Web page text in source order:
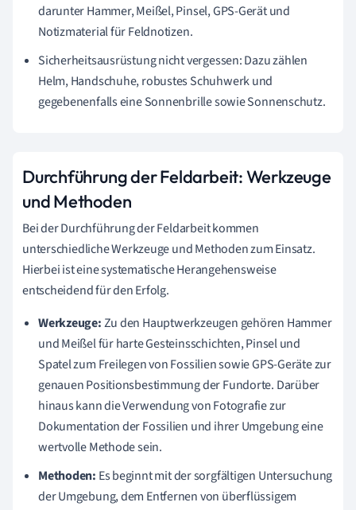
darunter Hammer, Meißel, Pinsel, GPS-Gerät und
Notizmaterial für Feldnotizen.
Sicherheitsausrüstung nicht vergessen: Dazu zählen
Helm, Handschuhe, robustes Schuhwerk und
gegebenenfalls eine Sonnenbrille sowie Sonnenschutz.
Durchführung der Feldarbeit: Werkzeuge
und Methoden
Bei der Durchführung der Feldarbeit kommen
unterschiedliche Werkzeuge und Methoden zum Einsatz.
Hierbei ist eine systematische Herangehensweise
entscheidend für den Erfolg.
Werkzeuge:Zu den Hauptwerkzeugen gehören Hammer
und Meißel für harte Gesteinsschichten, Pinsel und
Spatel zum Freilegen von Fossilien sowie GPS-Geräte zur
genauen Positionsbestimmung der Fundorte. Darüber
hinaus kann die Verwendung von Fotografie zur
Dokumentation der Fossilien und ihrer Umgebung eine
wertvolle Methode sein.
Methoden: Es beginnt mit der sorgfältigen Untersuchung
der Umgebung, dem Entfernen von überflüssigem